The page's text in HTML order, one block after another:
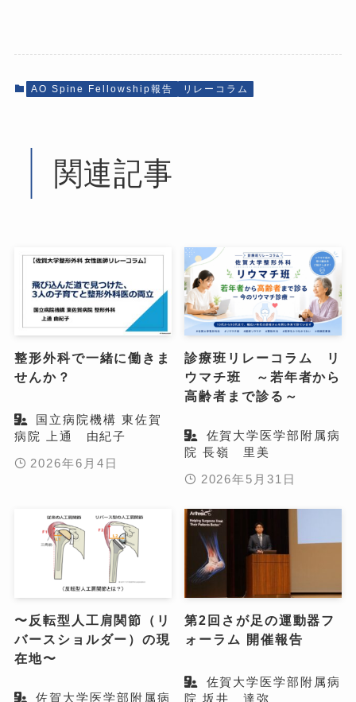
AO Spine Fellowship報告 リレーコラム
関連記事
整形外科で一緒に働きま
せんか？
国立病院機構 東佐賀
病院 上通 由紀子
2026年6月4日
診療班リレーコラム リ
ウマチ班 ～若年者から
高齢者まで診る～
佐賀大学医学部附属病
院 長嶺 里美
2026年5月31日
〜反転型人工肩関節（リ
バースショルダー）の現
在地〜
佐賀大学医学部附属病
第2回さが足の運動器フ
ォーラム 開催報告
佐賀大学医学部附属病
院 坂井 達弥